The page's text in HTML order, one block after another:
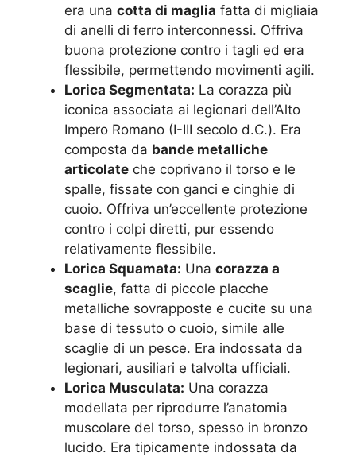
era una cotta di maglia fatta di migliaia
di anelli di ferro interconnessi. Offriva
buona protezione contro i tagli ed era
flessibile, permettendo movimenti agili.
Lorica Segmentata: La corazza più
iconica associata ai legionari dell’Alto
Impero Romano (I-III secolo d.C.). Era
composta da bande metalliche
articolate che coprivano il torso e le
spalle, fissate con ganci e cinghie di
cuoio. Offriva un’eccellente protezione
contro i colpi diretti, pur essendo
relativamente flessibile.
Lorica Squamata: Una corazza a
scaglie, fatta di piccole placche
metalliche sovrapposte e cucite su una
base di tessuto o cuoio, simile alle
scaglie di un pesce. Era indossata da
legionari, ausiliari e talvolta ufficiali.
Lorica Musculata: Una corazza
modellata per riprodurre l’anatomia
muscolare del torso, spesso in bronzo
lucido. Era tipicamente indossata da